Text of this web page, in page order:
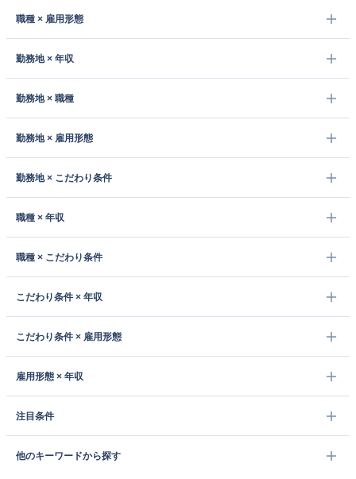
職種 × 雇用形態
勤務地 × 年収
勤務地 × 職種
勤務地 × 雇用形態
勤務地 × こだわり条件
職種 × 年収
職種 × こだわり条件
こだわり条件 × 年収
こだわり条件 × 雇用形態
雇用形態 × 年収
注目条件
他のキーワードから探す